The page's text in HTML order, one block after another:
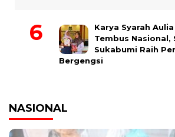
Karya Syarah
Tembus Nasional,
Sukabumi Raih
Bergengsi
NASIONAL